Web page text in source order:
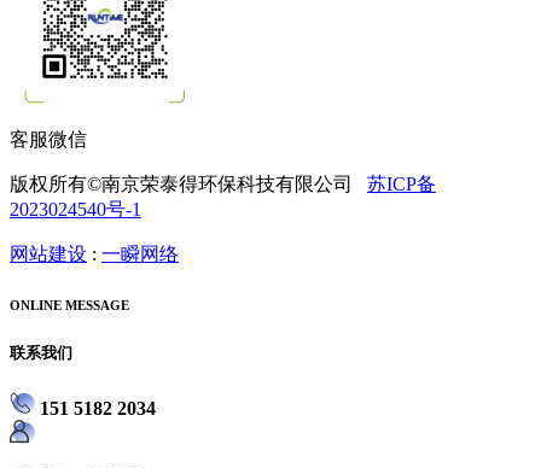
客服微信
版权所有©南京荣泰得环保科技有限公司 苏ICP备
2023024540号-1
网站建设 : 一瞬网络
ONLINE MESSAGE
联系我们
151 5182 2034